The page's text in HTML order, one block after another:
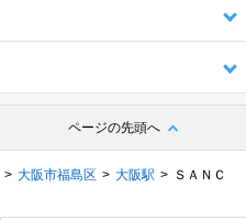
ページの先頭へ
大阪市福島区 大阪駅
ＳＡＮＣ